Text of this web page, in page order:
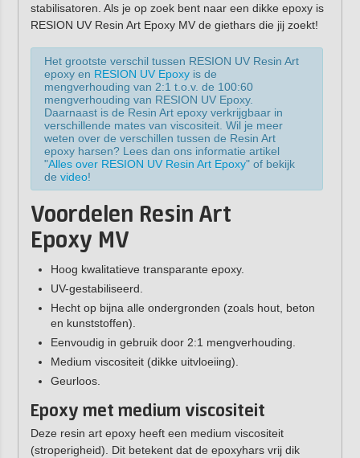
stabilisatoren. Als je op zoek bent naar een dikke epoxy is
RESION UV Resin Art Epoxy MV de giethars die jij zoekt!
Het grootste verschil tussen RESION UV Resin Art
epoxy en RESION UV Epoxyis de
mengverhouding van 2:1 t.o.v. de 100:60
mengverhouding van RESION UV Epoxy.
Daarnaast is de Resin Art epoxy verkrijgbaar in
verschillende mates van viscositeit. Wil je meer
weten over de verschillen tussen de Resin Art
epoxy harsen? Lees dan ons informatie artikel
"Alles over RESION UV Resin Art Epoxy" of bekijk
de video!
Voordelen Resin Art
Epoxy MV
Hoog kwalitatieve transparante epoxy.
UV-gestabiliseerd.
Hecht op bijna alle ondergronden (zoals hout, beton
en kunststoffen).
Eenvoudig in gebruik door 2:1 mengverhouding.
Medium viscositeit (dikke uitvloeiing).
Geurloos.
Epoxy met medium viscositeit
Deze resin art epoxy heeft een medium viscositeit
(stroperigheid). Dit betekent dat de epoxyhars vrij dik